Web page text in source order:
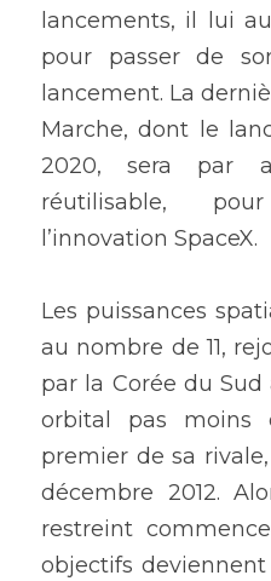
lancements, il lui
pour passer de
lancement. La
Marche, dont le
2020, sera par
réutilisable,
l’innovation SpaceX.
Les puissances
au nombre de 11,
par la Corée du Sud
orbital pas moins
premier de sa
décembre 2012.
restreint
objectifs